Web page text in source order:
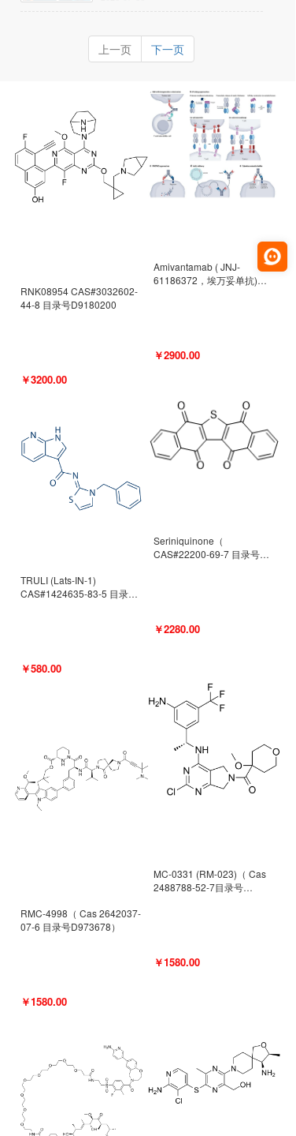
抗剂，被广泛视为研究PPARδ核
靶点药理机制的金标准化学探
针。
上一页 下一页
RNK08954 CAS#3032602-
44-8 目录号D9180200
￥3200.00
TRULI (Lats-IN-1)
CAS#1424635-83-5 目录号
￥580.00
RMC-4998（ Cas 2642037-
07-6 目录号D973678）
￥1580.00
Amivantamab ( JNJ-
61186372，埃万妥单抗)
￥2900.00
Seriniquinone（
CAS#22200-69-7 目录号
￥2280.00
MC-0331 (RM-023)（ Cas
2488788-52-7目录号
￥1580.00